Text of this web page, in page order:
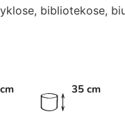
bibliotekose,
35 cm